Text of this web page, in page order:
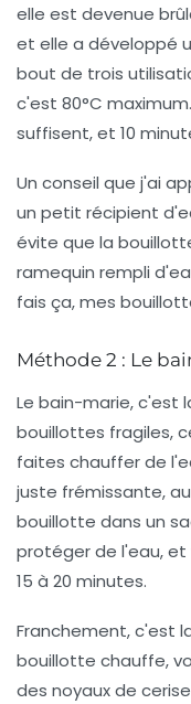
elle est devenue
et elle a développé
bout de trois
c'est 80°C
suffisent, et 10
Un conseil que j'ai
un petit récipient
évite que la
ramequin rempli
fais ça, mes
Méthode 2 : Le
Le bain-marie, c'est
bouillottes fragiles,
faites chauffer de
juste frémissante,
bouillotte dans un
protéger de l'eau,
15 à 20 minutes.
Franchement, c'est
bouillotte chauffe,
des noyaux de